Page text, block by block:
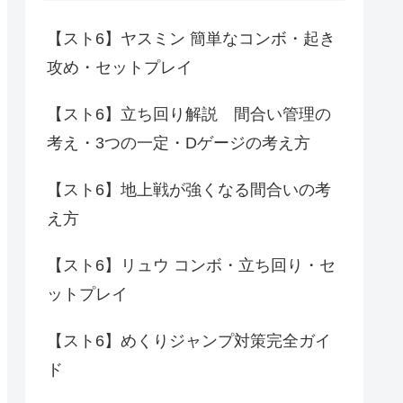
【スト6】ヤスミン 簡単なコンボ・起き
攻め・セットプレイ
【スト6】立ち回り解説 間合い管理の
考え・3つの一定・Dゲージの考え方
【スト6】地上戦が強くなる間合いの考
え方
【スト6】リュウ コンボ・立ち回り・セ
ットプレイ
【スト6】めくりジャンプ対策完全ガイ
ド